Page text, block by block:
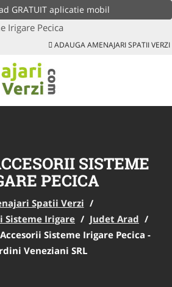
GRATUIT aplicatie mobil
Irigare Pecica
ADAUGA AMENAJARI SPATII VERZI
SISTEME
PECICA
Spatii Verzi /
Sisteme Irigare / Judet Arad /
Sisteme Irigare Pecica -
Veneziani SRL